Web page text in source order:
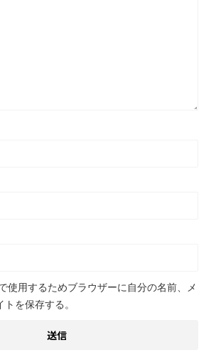
使用するためブラウザーに自分の名前、メ
を保存する。